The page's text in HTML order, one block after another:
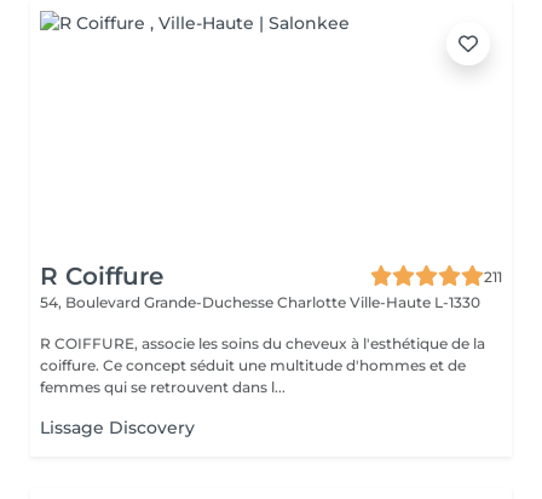
R Coiffure
211
54, Boulevard Grande-Duchesse Charlotte Ville-Haute L-1330
R COIFFURE, associe les soins du cheveux à l'esthétique de la
coiffure. Ce concept séduit une multitude d'hommes et de
femmes qui se retrouvent dans l...
Lissage Discovery